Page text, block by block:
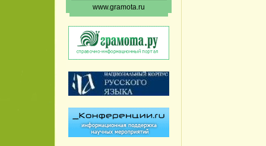
www.gramota.ru